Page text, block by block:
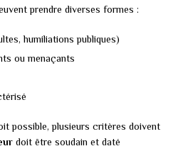
prendre diverses formes :
humiliations publiques)
ou menaçants
possible, plusieurs critères doivent
doit être soudain et daté